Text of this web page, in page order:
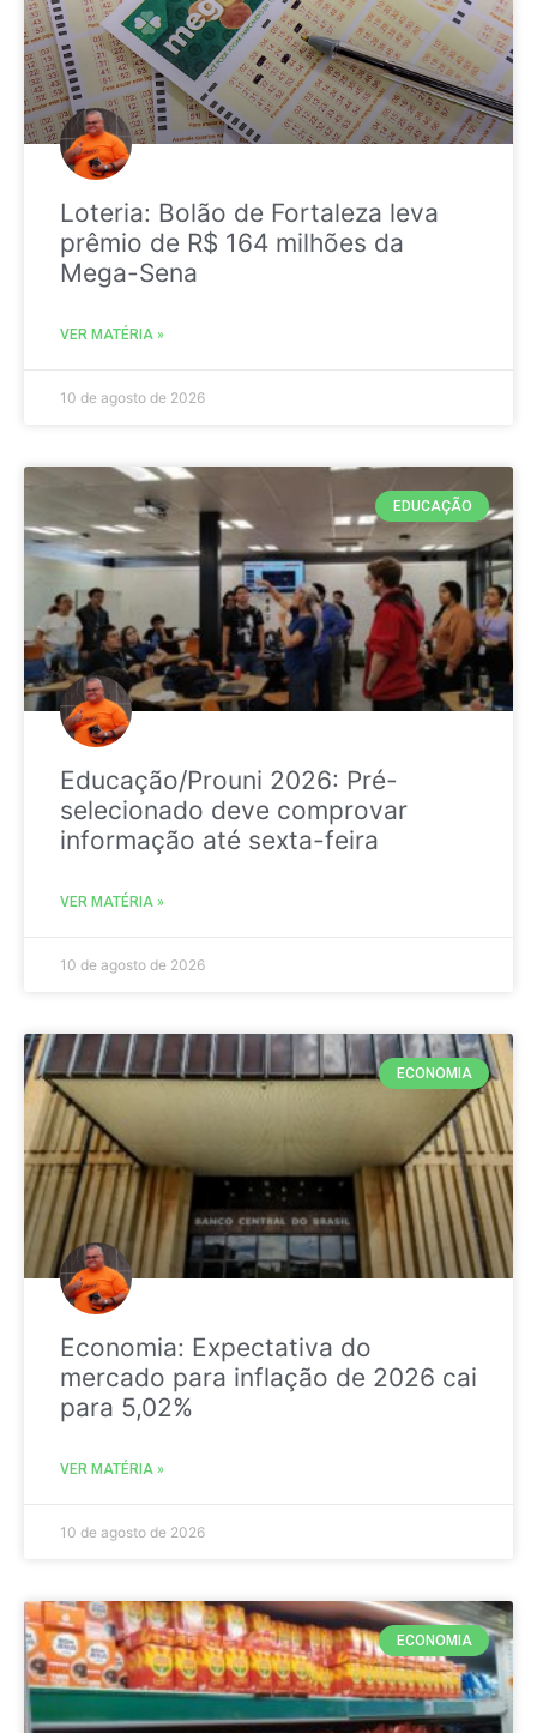
Loteria: Bolão de Fortaleza leva
prêmio de R$ 164 milhões da
Mega-Sena
VER MATÉRIA »
10 de agosto de 2026
EDUCAÇÃO
Educação/Prouni 2026: Pré-
selecionado deve comprovar
informação até sexta-feira
VER MATÉRIA »
10 de agosto de 2026
ECONOMIA
Economia: Expectativa do
mercado para inflação de 2026 cai
para 5,02%
VER MATÉRIA »
10 de agosto de 2026
ECONOMIA